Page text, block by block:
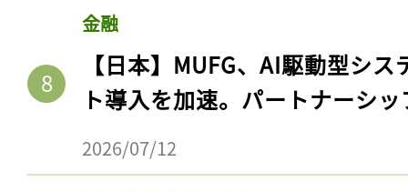
金融
【日本】MUFG、AI駆動型シ
ト導入を加速。パートナーシ
2026/07/12 ログイン